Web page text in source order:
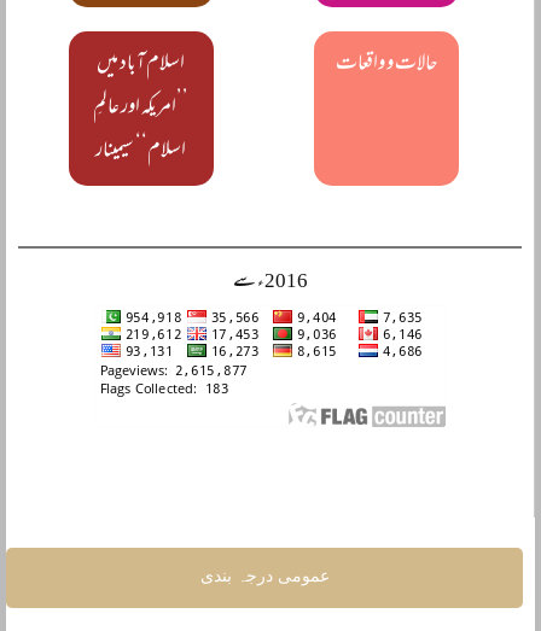
حالات و واقعات
اسلام آباد میں
’’امریکہ اور عالمِ
اسلام‘‘ سیمینار
2016ء سے
عمومی درجہ بندی